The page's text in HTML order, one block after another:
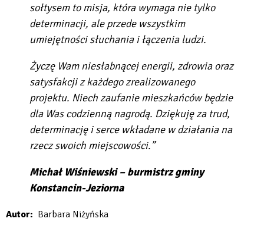
sołtysem to misja, która wymaga nie tylko
determinacji, ale przede wszystkim
umiejętności słuchania i łączenia ludzi.
Życzę Wam niesłabnącej energii, zdrowia oraz
satysfakcji z każdego zrealizowanego
projektu. Niech zaufanie mieszkańców będzie
dla Was codzienną nagrodą. Dziękuję za trud,
determinację i serce wkładane w działania na
rzecz swoich miejscowości.”
Michał Wiśniewski – burmistrz gminy
Konstancin-Jeziorna
Autor Barbara Niżyńska